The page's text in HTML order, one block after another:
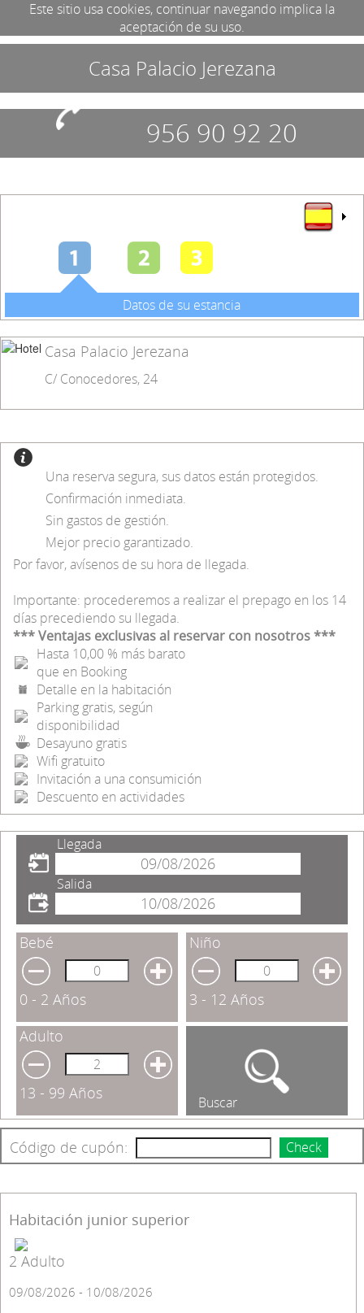
Este sitio usa cookies, continuar navegando implica la
aceptación de su uso.
Casa Palacio Jerezana
956 90 92 20
Datos de su estancia
Casa Palacio Jerezana
C/ Conocedores, 24
Una reserva segura, sus datos están protegidos.
Confirmación inmediata.
Sin gastos de gestión.
Mejor precio garantizado.
Por favor, avísenos de su hora de llegada.
Importante: procederemos a realizar el prepago en los 14
días precediendo su llegada.
*** Ventajas exclusivas al reservar con nosotros ***
Hasta 10,00 % más barato
que en Booking
Detalle en la habitación
Parking gratis, según
disponibilidad
Desayuno gratis
Wifi gratuito
Invitación a una consumición
Descuento en actividades
Llegada
Salida
Bebé
0 - 2 Años
Niño
3 - 12 Años
Adulto
13 - 99 Años Buscar
Código de cupón: Check
Habitación junior superior
2 Adulto
09/08/2026 - 10/08/2026